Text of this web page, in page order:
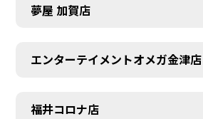
夢屋 加賀店
エンターテイメントオメガ金津店
福井コロナ店